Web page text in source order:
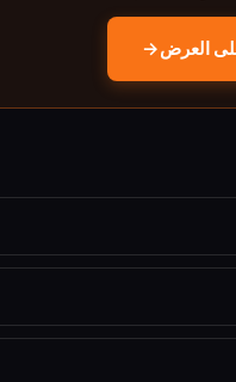
العرض→